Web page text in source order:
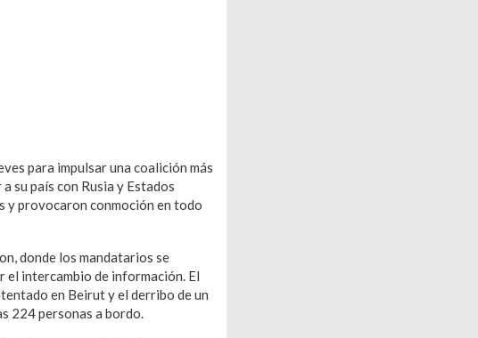
para impulsar una coalición más
su país con Rusia y Estados
y provocaron conmoción en todo
donde los mandatarios se
el intercambio de información. El
en Beirut y el derribo de un
224 personas a bordo.